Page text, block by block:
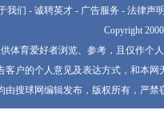
我们 - 诚聘英才 - 广告服务 - 法律声
Copyright
体育爱好者浏览、参考，且仅作个
客户的个人意见及表达方式，和本
由搜球网编辑发布，版权所有，严